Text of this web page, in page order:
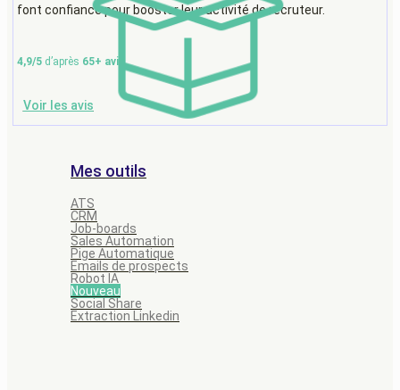
Mes outils
ATS
CRM
Job-boards
Sales Automation
Pige Automatique
Emails de prospects
Robot IA
Nouveau
Social Share
Extraction Linkedin
font confiance pour booster leur activité de recruteur.
4,9/5d’après 65+ avis
Voir les avis